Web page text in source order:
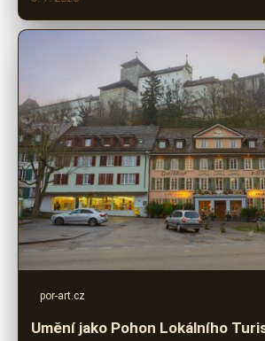
por-art.cz
Umění jako Pohon Lokálního